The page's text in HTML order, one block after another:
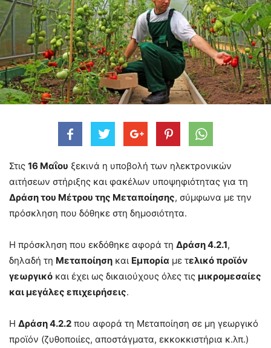
Στις 16 Μαΐου ξεκινά η υποβολή των ηλεκτρονικών
αιτήσεων στήριξης και φακέλων υποψηφιότητας για τη
Δράση του Μέτρου της Μεταποίησης, σύμφωνα με την
πρόσκληση που δόθηκε στη δημοσιότητα.
Η πρόσκληση που εκδόθηκε αφορά τη Δράση 4.2.1,
δηλαδή τη Μεταποίηση και Εμπορία με τελικό προϊόν
γεωργικό και έχει ως δικαιούχους όλες τις μικρομεσαίες
και μεγάλες επιχειρήσεις.
Η Δράση 4.2.2 που αφορά τη Μεταποίηση σε μη γεωργικό
προϊόν (ζυθοποιίες, αποστάγματα, εκκοκκιστήρια κ.λπ.)